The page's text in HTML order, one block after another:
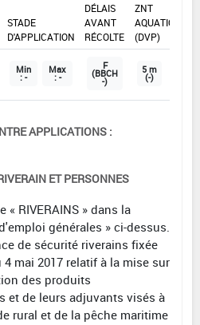
STADE
D'APPLICATION
DÉLAIS
AVANT
RÉCOLTE
ZNT
AQUATIQUE
(DVP)
Min
: -
Max
: -
F
(BBCH
-)
5 m
(-)
APPLICATIONS :
ET PERSONNES
« RIVERAINS » dans la
générales » ci-dessus.
de sécurité riverains fixée
mai 2017 relatif à la mise sur
des produits
et de leurs adjuvants visés à
rural et de la pêche maritime